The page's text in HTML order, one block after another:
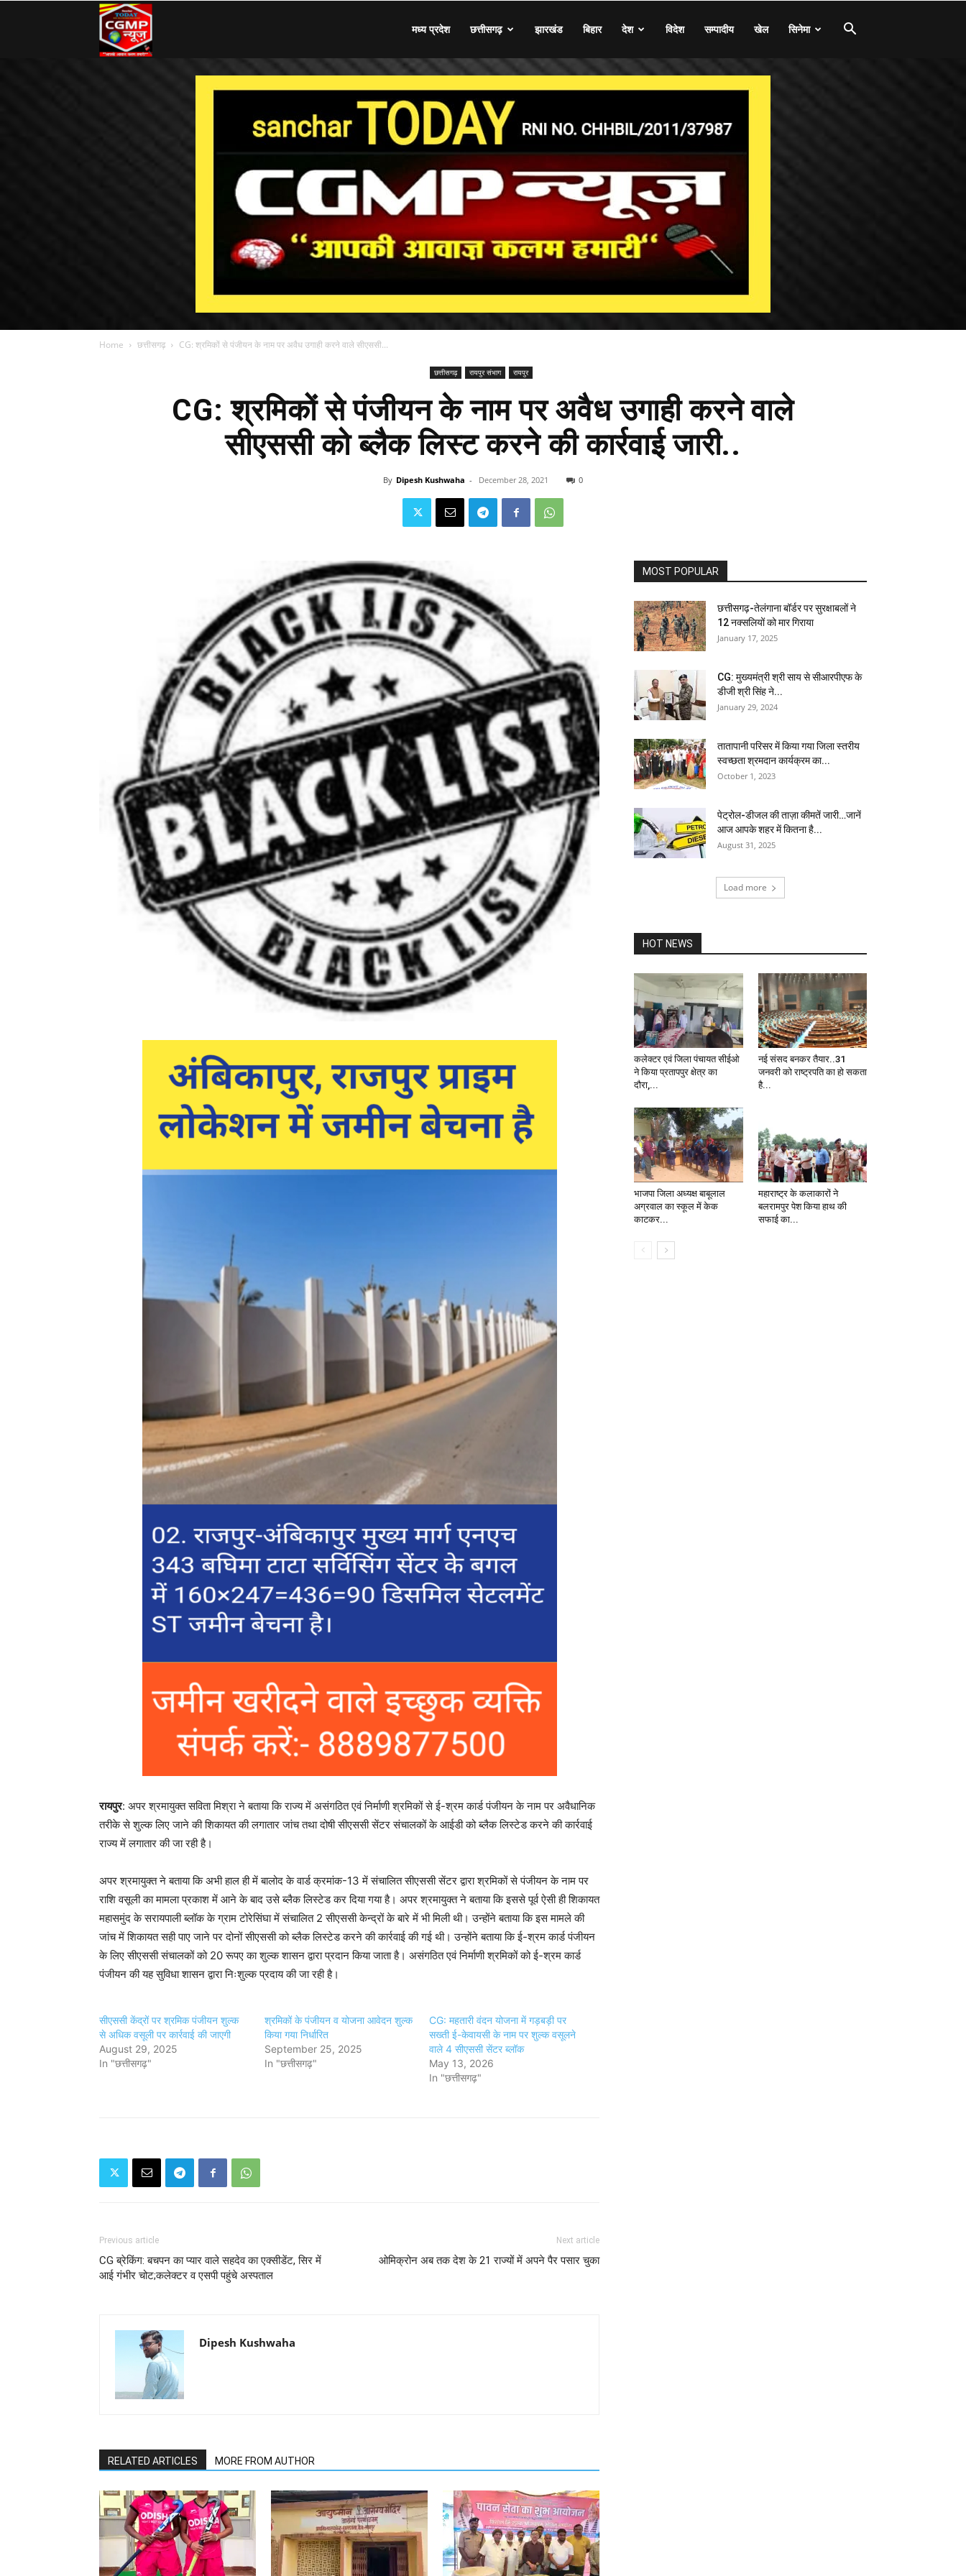
मध्य प्रदेश छत्तीसगढ़ झारखंड बिहार देश विदेश सम्पादीय खेल सिनेमा
Home छत्तीसगढ़ CG: श्रमिकों से पंजीयन के नाम पर अवैध उगाही करने वाले सीएससी...
छत्तीसगढ़ रायपुर संभाग रायपुर
CG: श्रमिकों से पंजीयन के नाम पर अवैध उगाही करने वाले
सीएससी को ब्लैक लिस्ट करने की कार्रवाई जारी..
By Dipesh Kushwaha - December 28, 2021 0
रायपुर: अपर श्रमायुक्त सविता मिश्रा ने बताया कि राज्य में असंगठित एवं निर्माणी श्रमिकों से ई-श्रम कार्ड पंजीयन के नाम पर अवैधानिक
तरीके से शुल्क लिए जाने की शिकायत की लगातार जांच तथा दोषी सीएससी सेंटर संचालकों के आईडी को ब्लैक लिस्टेड करने की कार्रवाई
राज्य में लगातार की जा रही है।
अपर श्रमायुक्त ने बताया कि अभी हाल ही में बालोद के वार्ड क्रमांक-13 में संचालित सीएससी सेंटर द्वारा श्रमिकों से पंजीयन के नाम पर
राशि वसूली का मामला प्रकाश में आने के बाद उसे ब्लैक लिस्टेड कर दिया गया है। अपर श्रमायुक्त ने बताया कि इससे पूर्व ऐसी ही शिकायत
महासमुंद के सरायपाली ब्लॉक के ग्राम टोरेसिंघा में संचालित 2 सीएससी केन्द्रों के बारे में भी मिली थी। उन्होंने बताया कि इस मामले की
जांच में शिकायत सही पाए जाने पर दोनों सीएससी को ब्लैक लिस्टेड करने की कार्रवाई की गई थी। उन्होंने बताया कि ई-श्रम कार्ड पंजीयन
के लिए सीएससी संचालकों को 20 रूपए का शुल्क शासन द्वारा प्रदान किया जाता है। असंगठित एवं निर्माणी श्रमिकों को ई-श्रम कार्ड
पंजीयन की यह सुविधा शासन द्वारा निःशुल्क प्रदाय की जा रही है।
सीएससी केंद्रों पर श्रमिक पंजीयन शुल्क
से अधिक वसूली पर कार्रवाई की जाएगी
August 29, 2025
In "छत्तीसगढ़"
श्रमिकों के पंजीयन व योजना आवेदन शुल्क
किया गया निर्धारित
September 25, 2025
In "छत्तीसगढ़"
CG: महतारी वंदन योजना में गड़बड़ी पर
सख्ती ई-केवायसी के नाम पर शुल्क वसूलने
वाले 4 सीएससी सेंटर ब्लॉक
May 13, 2026
In "छत्तीसगढ़"
Previous article
CG ब्रेकिंग: बचपन का प्यार वाले सहदेव का एक्सीडेंट, सिर में
आई गंभीर चोट;कलेक्टर व एसपी पहुंचे अस्पताल
Next article
ओमिक्रोन अब तक देश के 21 राज्यों में अपने पैर पसार चुका
Dipesh Kushwaha
RELATED ARTICLES MORE FROM AUTHOR
MOST POPULAR
छत्तीसगढ़-तेलंगाना बॉर्डर पर सुरक्षाबलों ने
12 नक्सलियों को मार गिराया
January 17, 2025
CG: मुख्यमंत्री श्री साय से सीआरपीएफ के
डीजी श्री सिंह ने...
January 29, 2024
तातापानी परिसर में किया गया जिला स्तरीय
स्वच्छता श्रमदान कार्यक्रम का...
October 1, 2023
पेट्रोल-डीजल की ताज़ा कीमतें जारी…जानें
आज आपके शहर में कितना है...
August 31, 2025
Load more
HOT NEWS
कलेक्टर एवं जिला पंचायत सीईओ
ने किया प्रतापपुर क्षेत्र का
दौरा,...
नई संसद बनकर तैयार..31
जनवरी को राष्ट्रपति का हो सकता
है...
भाजपा जिला अध्यक्ष बाबूलाल
अग्रवाल का स्कूल में केक
काटकर...
महाराष्ट्र के कलाकारों ने
बलरामपुर पेश किया हाथ की
सफाई का...